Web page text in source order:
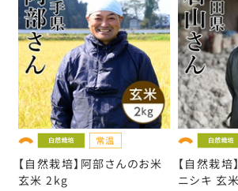
【自然栽培】阿部さんのお米
玄米 2kg
【自然栽培
ニシキ 玄